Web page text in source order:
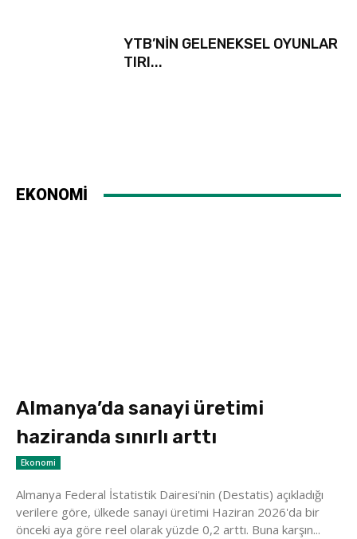
YTB’NİN GELENEKSEL OYUNLAR
TIRI...
EKONOMİ
Almanya’da sanayi üretimi
haziranda sınırlı arttı
Ekonomi
Almanya Federal İstatistik Dairesi'nin (Destatis) açıkladığı
verilere göre, ülkede sanayi üretimi Haziran 2026'da bir
önceki aya göre reel olarak yüzde 0,2 arttı. Buna karşın...